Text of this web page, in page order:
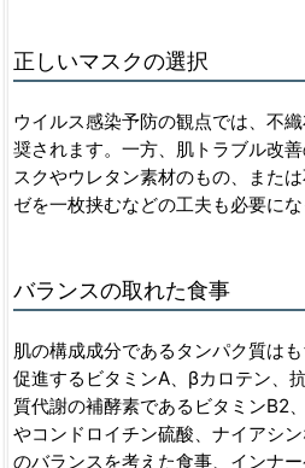
正しいマスクの選択
ウイルス感染予防の観点では、不
奨されます。一方、肌トラブル改
スクやウレタン素材のもの、また
ゼを一枚挟むなどの工夫も必要にな
バランスの取れた食事
肌の構成成分であるタンパク質は
促進するビタミンA、βカロテン、
質代謝の補酵素であるビタミンB2
やコンドロイチン硫酸、ナイアシ
のバランスを考えた食事、インナー